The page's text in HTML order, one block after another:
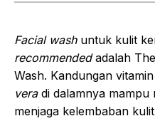
Facial washuntuk kulit
recommendedadalah
Wash. Kandungan
veradi dalamnya mampu
menjaga kelembaban